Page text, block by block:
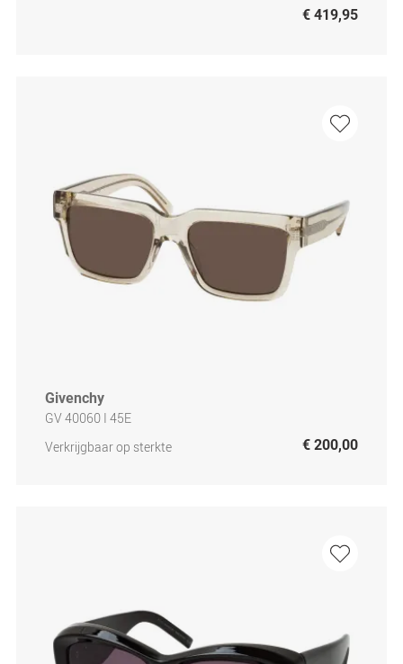
€ 419,95
Givenchy
GV 40060 I 45E
Verkrijgbaar op sterkte
€ 200,00